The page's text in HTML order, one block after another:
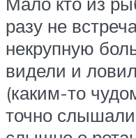
разу не
некрупную
видели и
(каким-то
точно